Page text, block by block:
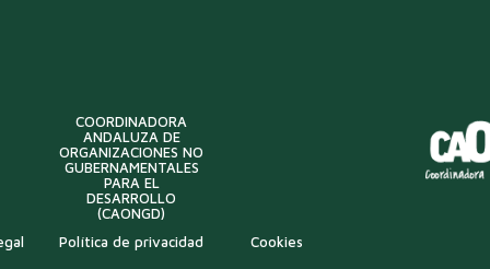
COORDINADORA
ANDALUZA DE
ORGANIZACIONES NO
GUBERNAMENTALES
PARA EL
DESARROLLO
(CAONGD)
Política de privacidad Cookies